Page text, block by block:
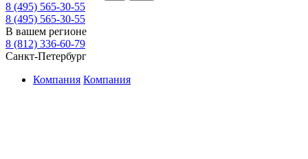
8 (495) 565-30-55
8 (495) 565-30-55
В вашем регионе
8 (812) 336-60-79
Санкт-Петербург
Компания Компания